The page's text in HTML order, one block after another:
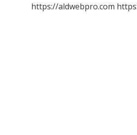
https://aldwebpro.com